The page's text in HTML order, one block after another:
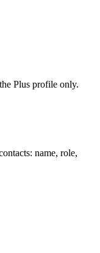
Plus profile only.
name, role,